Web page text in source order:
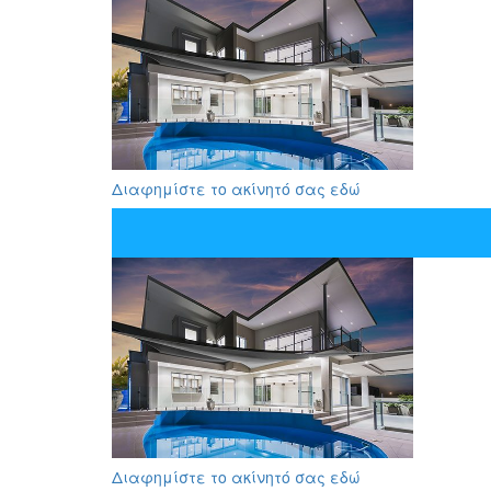
Διαφημίστε το ακίνητό σας εδώ
Διαφημίστε το ακίνητό σας εδώ